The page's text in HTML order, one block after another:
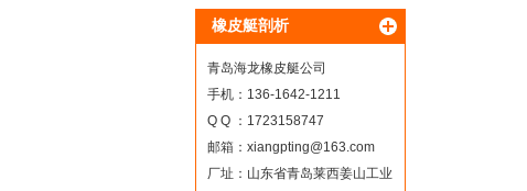
橡皮艇剖析
青岛海龙橡皮艇公司
手机：136-1642-1211
Q Q ：1723158747
邮箱： xiangpting@163.com
厂址：山东省青岛莱西姜山工业